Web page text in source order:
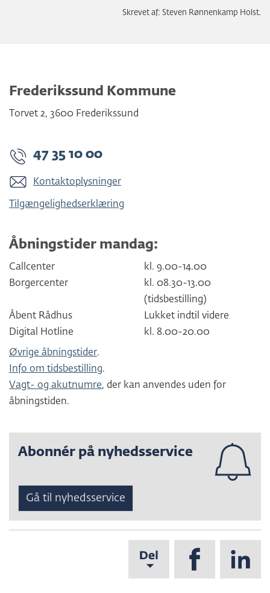
Skrevet af: Steven Rønnenkamp Holst.
Frederikssund Kommune
Torvet 2, 3600 Frederikssund
47 35 10 00
Kontaktoplysninger
Tilgængelighedserklæring
Åbningstider mandag:
Callcenter
kl. 9.00-14.00
Borgercenter
kl. 08.30-13.00
(tidsbestilling)
Åbent Rådhus
Lukket indtil videre
Digital Hotline
kl. 8.00-20.00
Øvrige åbningstider.
Info om tidsbestilling.
Vagt- og akutnumre, der kan anvendes uden for
åbningstiden.
Abonnér på nyhedsservice
Gå til nyhedsservice